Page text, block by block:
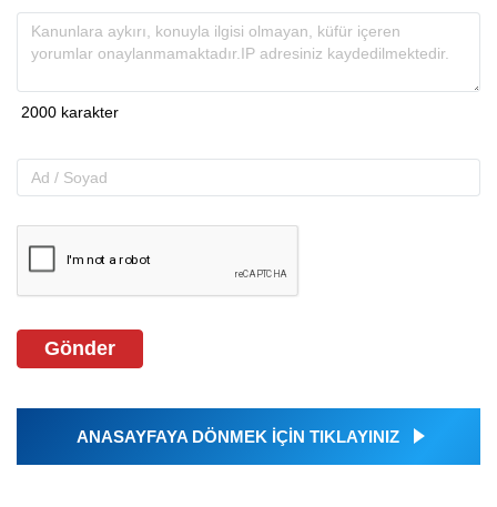
Gönder
ANASAYFAYA DÖNMEK İÇİN TIKLAYINIZ